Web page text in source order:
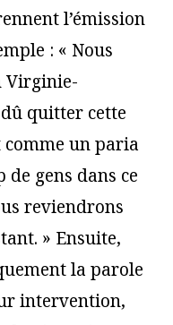
l’émission
: « Nous
Virginie-
quitter cette
comme un paria
de gens dans ce
reviendrons
» Ensuite,
la parole
intervention,